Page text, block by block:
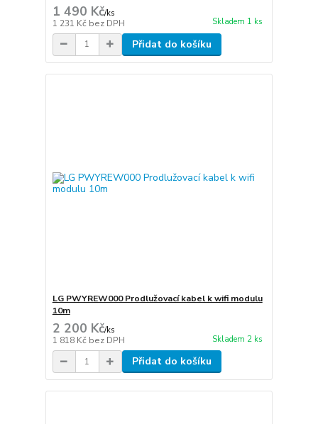
1 490 Kč/ks
1 231 Kč bez DPH Skladem 1 ks
Přidat do košíku
LG PWYREW000 Prodlužovací kabel k wifi modulu
10m
2 200 Kč/ks
1 818 Kč bez DPH Skladem 2 ks
Přidat do košíku